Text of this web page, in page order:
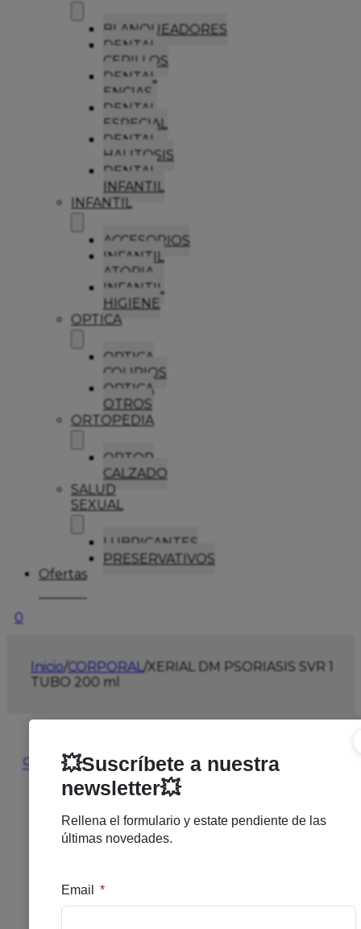
BLANQUEADORES
DENTAL
CEPILLOS
DENTAL
ENCIAS
DENTAL
ESPECIAL
DENTAL
HALITOSIS
DENTAL
INFANTIL
INFANTIL
ACCESORIOS
INFANTIL
ATOPIA
INFANTIL
HIGIENE
OPTICA
OPTICA
COLIRIOS
OPTICA
OTROS
ORTOPEDIA
ORTOP
CALZADO
SALUD
SEXUAL
LUBRICANTES
PRESERVATIVOS
Ofertas
0
Inicio/CORPORAL/XERIAL DM PSORIASIS SVR 1
TUBO 200 ml
🔍